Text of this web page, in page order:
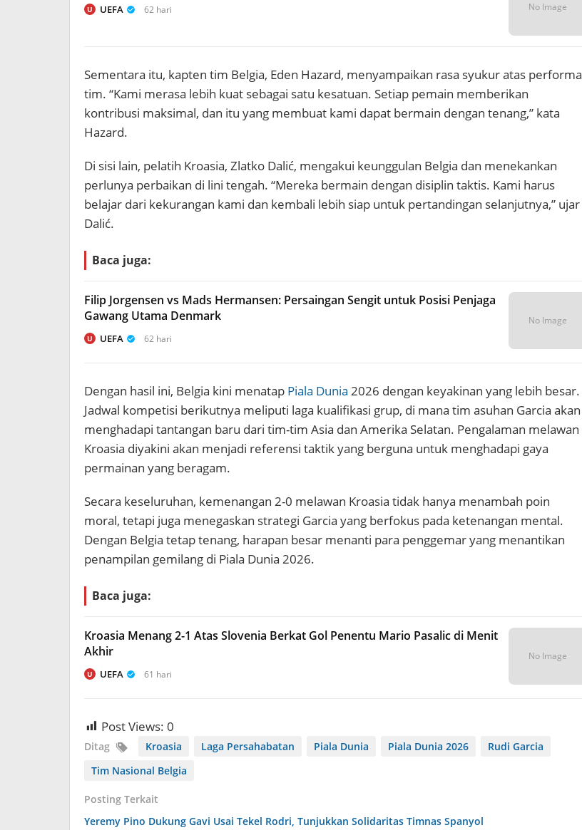
U UEFA 62 hari No Image
Sementara itu, kapten tim Belgia, Eden Hazard, menyampaikan rasa syukur atas performa
tim. “Kami merasa lebih kuat sebagai satu kesatuan. Setiap pemain memberikan
kontribusi maksimal, dan itu yang membuat kami dapat bermain dengan tenang,” kata
Hazard.
Di sisi lain, pelatih Kroasia, Zlatko Dalić, mengakui keunggulan Belgia dan menekankan
perlunya perbaikan di lini tengah. “Mereka bermain dengan disiplin taktis. Kami harus
belajar dari kekurangan kami dan kembali lebih siap untuk pertandingan selanjutnya,” ujar
Dalić.
Baca juga:
Filip Jorgensen vs Mads Hermansen: Persaingan Sengit untuk Posisi Penjaga
Gawang Utama Denmark
U UEFA 62 hari
No Image
Dengan hasil ini, Belgia kini menatap Piala Dunia 2026 dengan keyakinan yang lebih besar.
Jadwal kompetisi berikutnya meliputi laga kualifikasi grup, di mana tim asuhan Garcia akan
menghadapi tantangan baru dari tim-tim Asia dan Amerika Selatan. Pengalaman melawan
Kroasia diyakini akan menjadi referensi taktik yang berguna untuk menghadapi gaya
permainan yang beragam.
Secara keseluruhan, kemenangan 2-0 melawan Kroasia tidak hanya menambah poin
moral, tetapi juga menegaskan strategi Garcia yang berfokus pada ketenangan mental.
Dengan Belgia tetap tenang, harapan besar menanti para penggemar yang menantikan
penampilan gemilang di Piala Dunia 2026.
Baca juga:
Kroasia Menang 2-1 Atas Slovenia Berkat Gol Penentu Mario Pasalic di Menit
Akhir
U UEFA 61 hari
No Image
Post Views: 0
Ditag Kroasia Laga Persahabatan Piala Dunia Piala Dunia 2026
Rudi Garcia
Tim Nasional Belgia
Posting Terkait
Yeremy Pino Dukung Gavi Usai Tekel Rodri, Tunjukkan Solidaritas Timnas Spanyol